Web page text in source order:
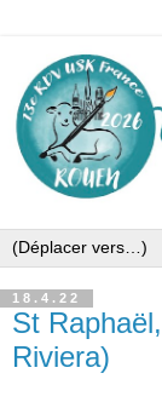
18.4.22
St
Riviera)